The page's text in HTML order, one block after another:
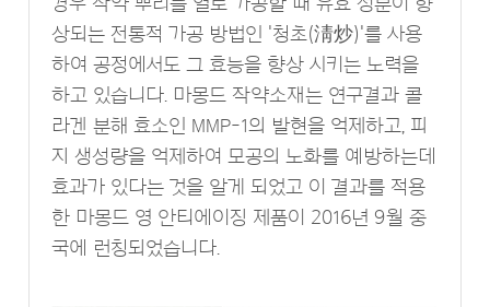
상되는 전통적 가공 방법인 '청초(淸炒)'를 사용
하여 공정에서도 그 효능을 향상 시키는 노력을
하고 있습니다. 마몽드 작약소재는 연구결과 콜
라겐 분해 효소인 MMP-1의 발현을 억제하고, 피
지 생성량을 억제하여 모공의 노화를 예방하는데
효과가 있다는 것을 알게 되었고 이 결과를 적용
한 마몽드 영 안티에이징 제품이 2016년 9월 중
국에 런칭되었습니다.